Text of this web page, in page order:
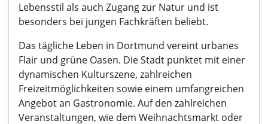
Lebensstil als auch Zugang zur Natur und ist
besonders bei jungen Fachkräften beliebt.
Das tägliche Leben in Dortmund vereint urbanes
Flair und grüne Oasen. Die Stadt punktet mit einer
dynamischen Kulturszene, zahlreichen
Freizeitmöglichkeiten sowie einem umfangreichen
Angebot an Gastronomie. Auf den zahlreichen
Veranstaltungen, wie dem Weihnachtsmarkt oder